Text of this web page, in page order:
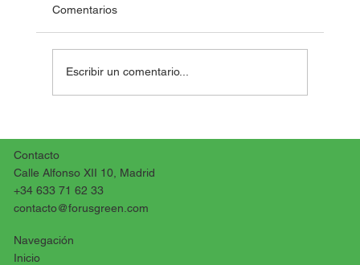
Comentarios
Escribir un comentario...
Contacto
Calle Alfonso XII 10, Madrid
+34 633 71 62 33
contacto@forusgreen.com
Navegación
Inicio